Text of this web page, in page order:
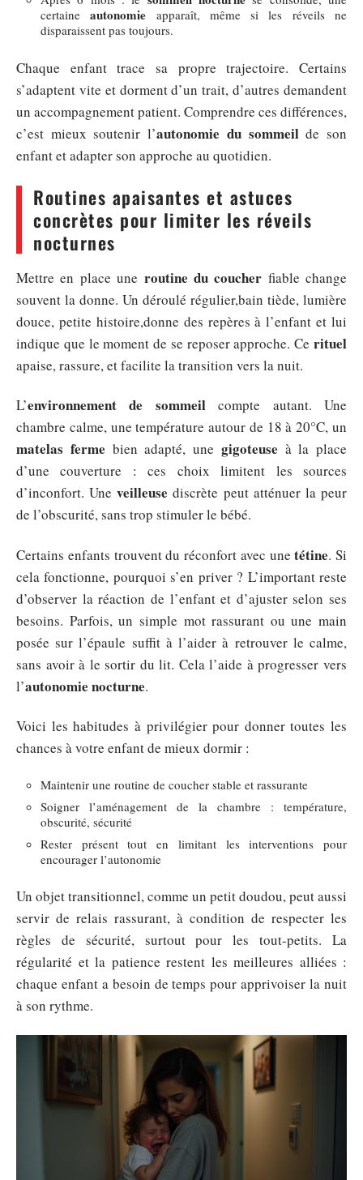
certaineautonomie apparaît, même si les réveils ne
disparaissent pas toujours.
Chaque enfant trace sa propre trajectoire. Certains
s’adaptent vite et dorment d’un trait, d’autres demandent
un accompagnement patient. Comprendre ces différences,
c’est mieux soutenir l’autonomie du sommeil de son
enfant et adapter son approche au quotidien.
Routines apaisantes et astuces
concrètes pour limiter les réveils
nocturnes
Mettre en place une routine du coucher fiable change
souvent la donne. Un déroulé régulier,bain tiède, lumière
douce, petite histoire,donne des repères à l’enfant et lui
indique que le moment de se reposer approche. Ce rituel
apaise, rassure, et facilite la transition vers la nuit.
L’environnement de sommeilcompte autant. Une
chambre calme, une température autour de 18 à 20°C, un
matelas ferme bien adapté, une gigoteuse à la place
d’une couverture : ces choix limitent les sources
d’inconfort. Uneveilleuse discrète peut atténuer la peur
de l’obscurité, sans trop stimuler le bébé.
Certains enfants trouvent du réconfort avec unetétine. Si
cela fonctionne, pourquoi s’en priver ? L’important reste
d’observer la réaction de l’enfant et d’ajuster selon ses
besoins. Parfois, un simple mot rassurant ou une main
posée sur l’épaule suffit à l’aider à retrouver le calme,
sans avoir à le sortir du lit. Cela l’aide à progresser vers
l’autonomie nocturne.
Voici les habitudes à privilégier pour donner toutes les
chances à votre enfant de mieux dormir :
Maintenir une routine de coucher stable et rassurante
Soigner l’aménagement de la chambre : température,
obscurité, sécurité
Rester présent tout en limitant les interventions pour
encourager l’autonomie
Un objet transitionnel, comme un petit doudou, peut aussi
servir de relais rassurant, à condition de respecter les
règles de sécurité, surtout pour les tout-petits. La
régularité et la patience restent les meilleures alliées :
chaque enfant a besoin de temps pour apprivoiser la nuit
à son rythme.